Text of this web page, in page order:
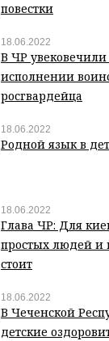
повестки
18.06.2022
В ЧР
исполнении
росгвардейца
18.06.2022
Родной язык в
18.06.2022
Глава ЧР: Для
простых людей и
стоит
18.06.2022
В Чеченской
детские